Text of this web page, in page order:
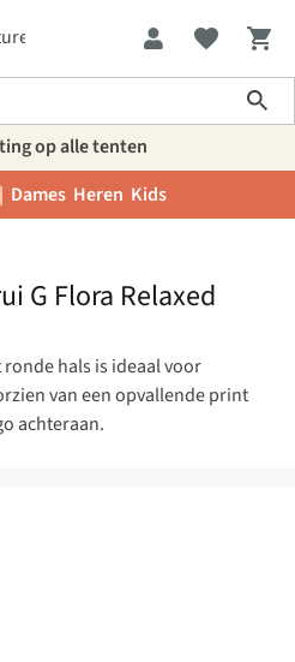
op alle tenten
Dames Heren Kids
G Flora Relaxed
hals is ideaal voor
van een opvallende print
achteraan.